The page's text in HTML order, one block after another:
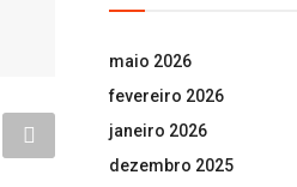
maio 2026
fevereiro 2026
janeiro 2026
dezembro 2025